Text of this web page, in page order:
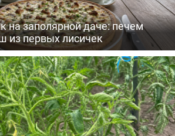
на заполярной даче: печем
из первых лисичек